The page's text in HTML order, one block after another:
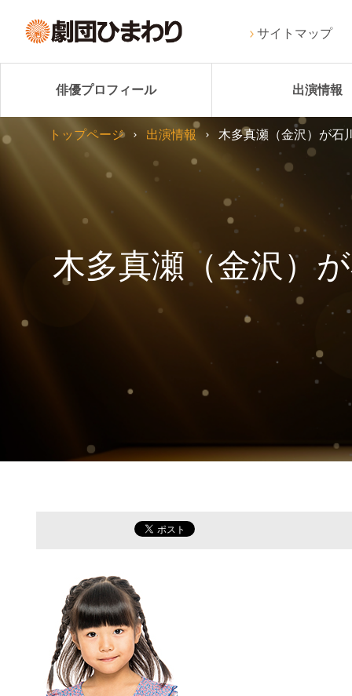
サイトマップ
俳優プロフィール 出演情報
木多真瀬（金沢）
トップページ 出演情報 木多真瀬（金沢）が石